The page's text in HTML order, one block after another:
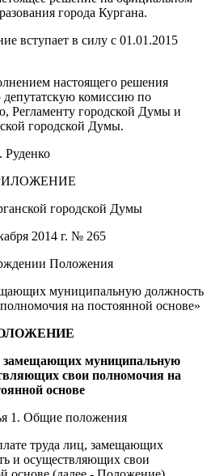
города Кургана.
вступает в силу с 01.01.2015
настоящего решения
комиссию по
Регламенту городской Думы и
городской Думы.
Руденко
городской Думы
2014 г. № 265
Положения
муниципальную должность
на постоянной основе»
замещающих муниципальную
свои полномочия на
основе
1. Общие положения
труда лиц, замещающих
и осуществляющих свои